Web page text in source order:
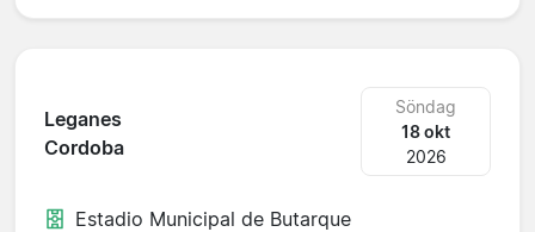
Leganes
Cordoba
Söndag
18 okt
2026
Estadio Municipal de Butarque